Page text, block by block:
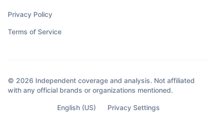
Privacy Policy
Terms of Service
© 2026 Independent coverage and analysis. Not affiliated
with any official brands or organizations mentioned.
English (US) Privacy Settings